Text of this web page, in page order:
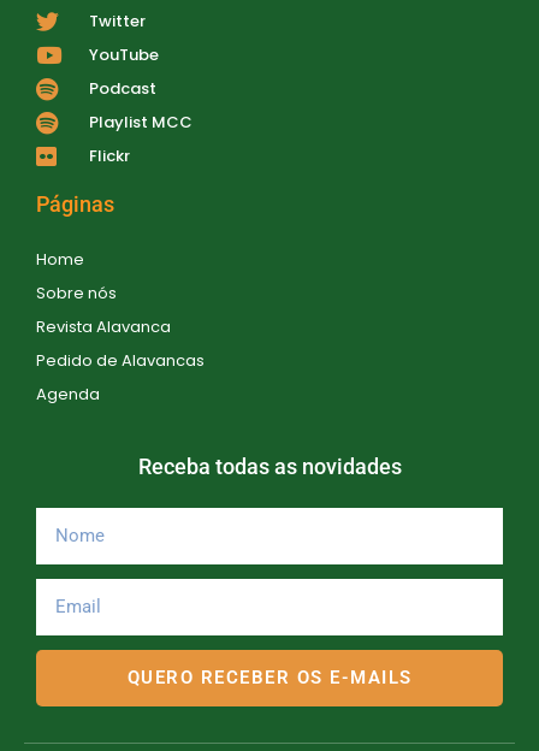
Twitter
YouTube
Podcast
Playlist MCC
Flickr
Páginas
Home
Sobre nós
Revista Alavanca
Pedido de Alavancas
Agenda
Receba todas as novidades
QUERO RECEBER OS E-MAILS